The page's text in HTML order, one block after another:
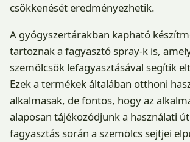
csökkenését eredményezhetik.
A gyógyszertárakban kapható
tartoznak a fagyasztó spray-k is,
szemölcsök lefagyasztásával segítik
Ezek a termékek általában otthoni
alkalmasak, de fontos, hogy az
alaposan tájékozódjunk a használati
fagyasztás során a szemölcs sejtjei